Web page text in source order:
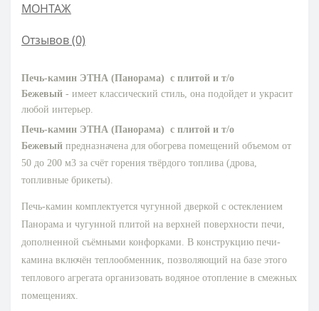
МОНТАЖ
Отзывов (0)
Печь-камин ЭТНА (Панорама) с плитой и т/о
Бежевый - имеет классический стиль, она подойдет и украсит
любой интерьер.
Печь-камин ЭТНА (Панорама) с плитой и т/о
Бежевый предназначена для обогрева помещений объемом от
50 до 200 м3 за счёт горения твёрдого топлива (дрова,
топливные брикеты).
Печь-камин комплектуется чугунной дверкой с остеклением
Панорама и чугунной плитой на верхней поверхности печи,
дополненной съёмными конфорками. В конструкцию печи-
камина включён теплообменник, позволяющий на базе этого
теплового агрегата организовать водяное отопление в смежных
помещениях.